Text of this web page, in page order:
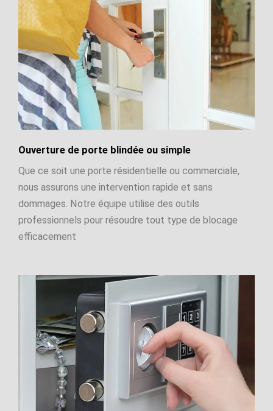
Ouverture de porte blindée ou simple
Que ce soit une porte résidentielle ou commerciale,
nous assurons une intervention rapide et sans
dommages. Notre équipe utilise des outils
professionnels pour résoudre tout type de blocage
efficacement